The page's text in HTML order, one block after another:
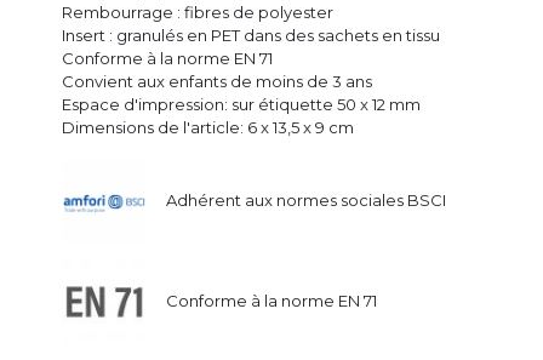
Rembourrage : fibres de polyester
Insert : granulés en PET dans des sachets en tissu
Conforme à la norme EN 71
Convient aux enfants de moins de 3 ans
Espace d'impression: sur étiquette 50 x 12 mm
Dimensions de l'article: 6 x 13,5 x 9 cm
Adhérent aux normes sociales BSCI
Conforme à la norme EN 71